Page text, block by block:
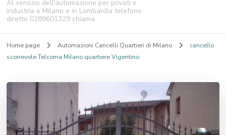
Al servizio dell'automazione per privati e
industria e Milano e in Lombardia telefono
diretto 0289601329 chiama
Home page Automazioni Cancelli Quartieri di Milano
cancello
scorrevole Telcoma Milano quartiere Vigentino